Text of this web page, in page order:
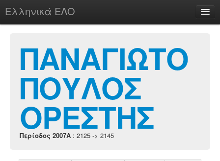
Ελληνικά ΕΛΟ
chesstu.be @ discord
Login
ΠΑΝΑΓΙΩΤΟ
ΠΟΥΛΟΣ
ΟΡΕΣΤΗΣ
Περίοδος 2007A : 2125 -> 2145